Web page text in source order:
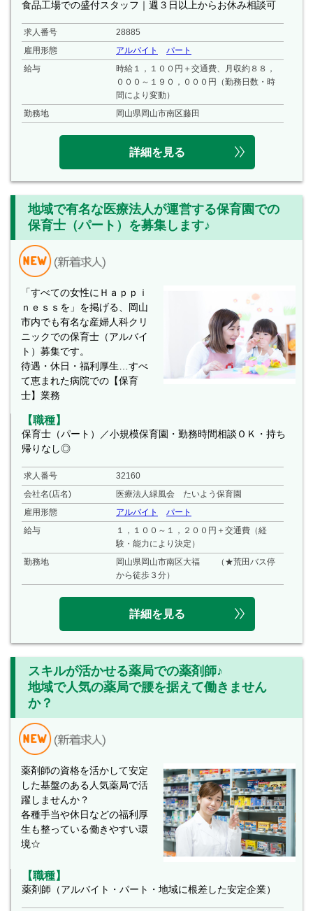
食品工場での盛付スタッフ｜週３日以上からお休み相談可
求人番号
28885
雇用形態
アルバイト
パート
給与
時給１，１００円＋交通費、月収約８８，
０００～１９０，０００円（勤務日数・時
間により変動）
勤務地
岡山県岡山市南区藤田
詳細を見る
地域で有名な医療法人が運営する保育園での
保育士（パート）を募集します♪
「すべての女性にＨａｐｐｉ
ｎｅｓｓを」を掲げる、岡山
市内でも有名な産婦人科クリ
ニックでの保育士（アルバイ
ト）募集です。
待遇・休日・福利厚生…すべ
て恵まれた病院での【保育
士】業務
【職種】
保育士（パート）／小規模保育園・勤務時間相談ＯＫ・持ち
帰りなし◎
求人番号
32160
会社名(店名)
医療法人緑風会 たいよう保育園
雇用形態
アルバイト
パート
給与
１，１００～１，２００円＋交通費（経
験・能力により決定）
勤務地
岡山県岡山市南区大福 （★荒田バス停
から徒歩３分）
詳細を見る
スキルが活かせる薬局での薬剤師♪
地域で人気の薬局で腰を据えて働きません
か？
薬剤師の資格を活かして安定
した基盤のある人気薬局で活
躍しませんか？
各種手当や休日などの福利厚
生も整っている働きやすい環
境☆
【職種】
薬剤師（アルバイト・パート・地域に根差した安定企業）